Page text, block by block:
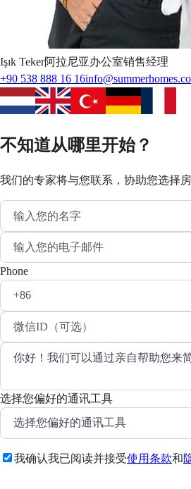
Işık Teker阿拉尼亚办公室销售经理
+90 538 888 16 16
不知道从哪里开始？
我们的专家将与您联系，协助您选择房
Phone
选择您偏好的通讯工具
我确认我已阅读并接受使用条款和